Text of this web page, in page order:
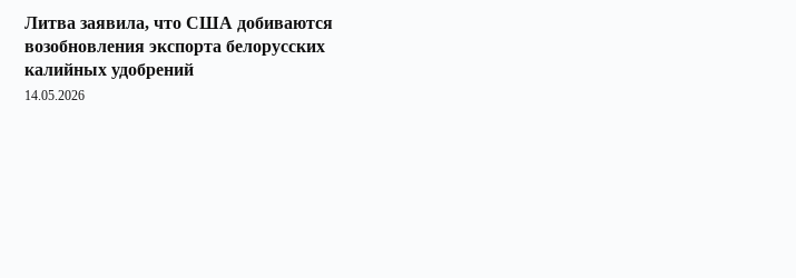
Литва заявила, что США добиваются
возобновления экспорта белорусских
калийных удобрений
14.05.2026